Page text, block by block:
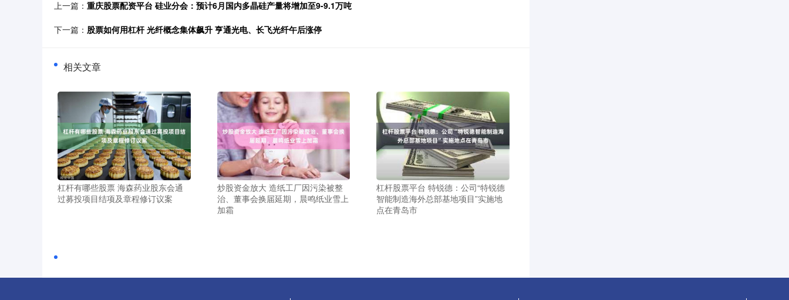
上一篇： 重庆股票配资平台 硅业分会：预计6月国内多晶硅产量将增加至9-9.1万吨
下一篇： 股票如何用杠杆 光纤概念集体飙升 亨通光电、长飞光纤午后涨停
相关文章
杠杆有哪些股票 海森药业股东会通
过募投项目结项及章程修订议案
炒股资金放大 造纸工厂因污染被整
治、董事会换届延期，晨鸣纸业雪上
加霜
杠杆股票平台 特锐德：公司“特锐德
智能制造海外总部基地项目”实施地
点在青岛市